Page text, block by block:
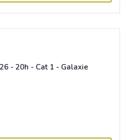
- 20h - Cat 1 - Galaxie